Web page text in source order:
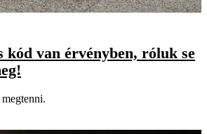
kód van érvényben, róluk se